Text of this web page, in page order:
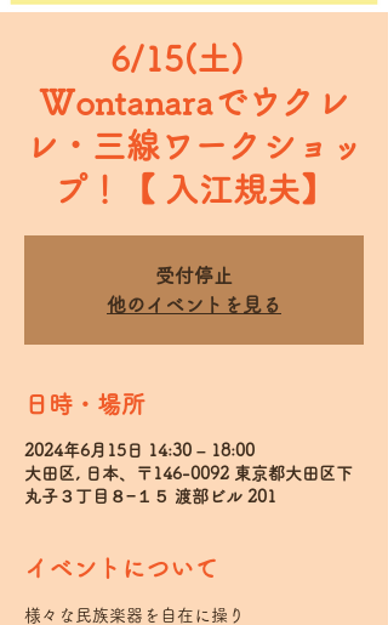
6/15(土)
Wontanaraでウクレ
レ・三線ワークショッ
プ！【 入江規夫】
受付停止
他のイベントを見る
日時・場所
2024年6月15日 14:30 – 18:00
大田区, 日本、〒146-0092 東京都大田区下
丸子３丁目８−１５ 渡部ビル 201
イベントについて
様々な民族楽器を自在に操り